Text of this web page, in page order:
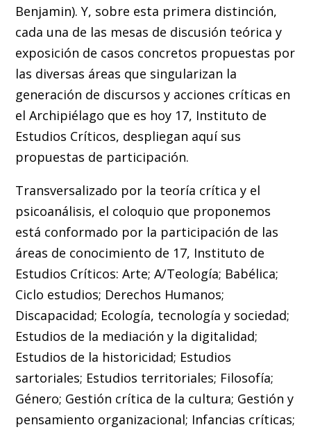
Benjamin). Y, sobre esta primera distinción,
cada una de las mesas de discusión teórica y
exposición de casos concretos propuestas por
las diversas áreas que singularizan la
generación de discursos y acciones críticas en
el Archipiélago que es hoy 17, Instituto de
Estudios Críticos, despliegan aquí sus
propuestas de participación.
Transversalizado por la teoría crítica y el
psicoanálisis, el coloquio que proponemos
está conformado por la participación de las
áreas de conocimiento de 17, Instituto de
Estudios Críticos: Arte; A/Teología; Babélica;
Ciclo estudios; Derechos Humanos;
Discapacidad; Ecología, tecnología y sociedad;
Estudios de la mediación y la digitalidad;
Estudios de la historicidad; Estudios
sartoriales; Estudios territoriales; Filosofía;
Género; Gestión crítica de la cultura; Gestión y
pensamiento organizacional; Infancias críticas;